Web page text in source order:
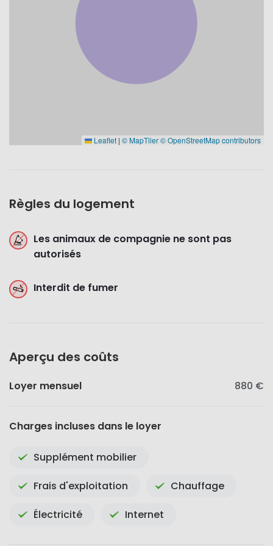
Leaflet | © MapTiler© OpenStreetMap contributors
Règles du logement
Les animaux de compagnie ne sont pas
autorisés
Interdit de fumer
Aperçu des coûts
Loyer mensuel 880 €
Charges incluses dans le loyer
Supplément mobilier
Frais d'exploitation Chauffage
Électricité Internet